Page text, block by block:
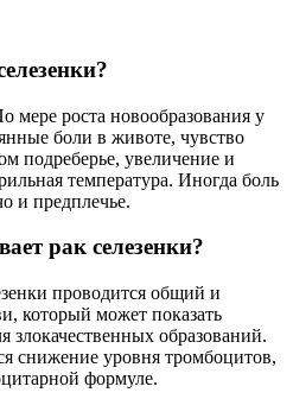
мере роста новообразования у
боли в животе, чувство
подреберье, увеличение и
температура. Иногда боль
и предплечье.
рак селезенки?
проводится общий и
который может показать
злокачественных образований.
снижение уровня тромбоцитов,
формуле.